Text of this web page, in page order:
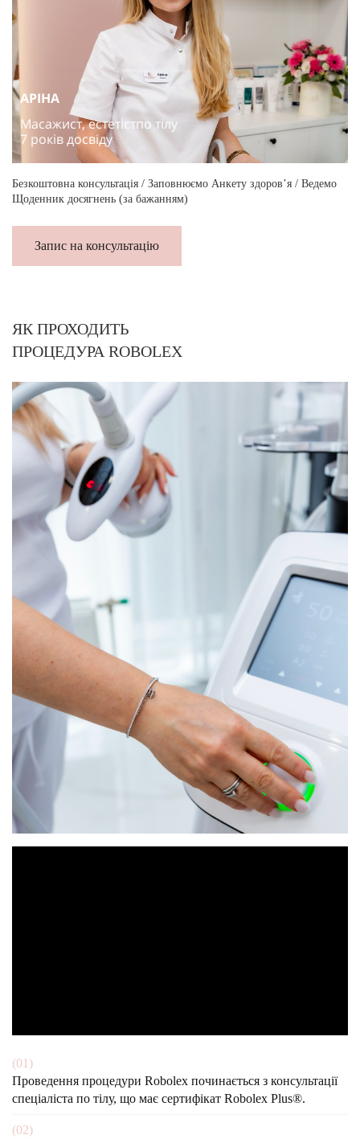
АРІНА
Масажист, естетістпо тілу
7 років досвіду
Безкоштовна консультація / Заповнюємо Анкету здоров’я / Ведемо
Щоденник досягнень (за бажанням)
Запис на консультацію
ЯК ПРОХОДИТЬ
ПРОЦЕДУРА ROBOLEX
(01)
Проведення процедури Robolex починається з консультації
спеціаліста по тілу, що має сертифікат Robolex Plus®.
(02)